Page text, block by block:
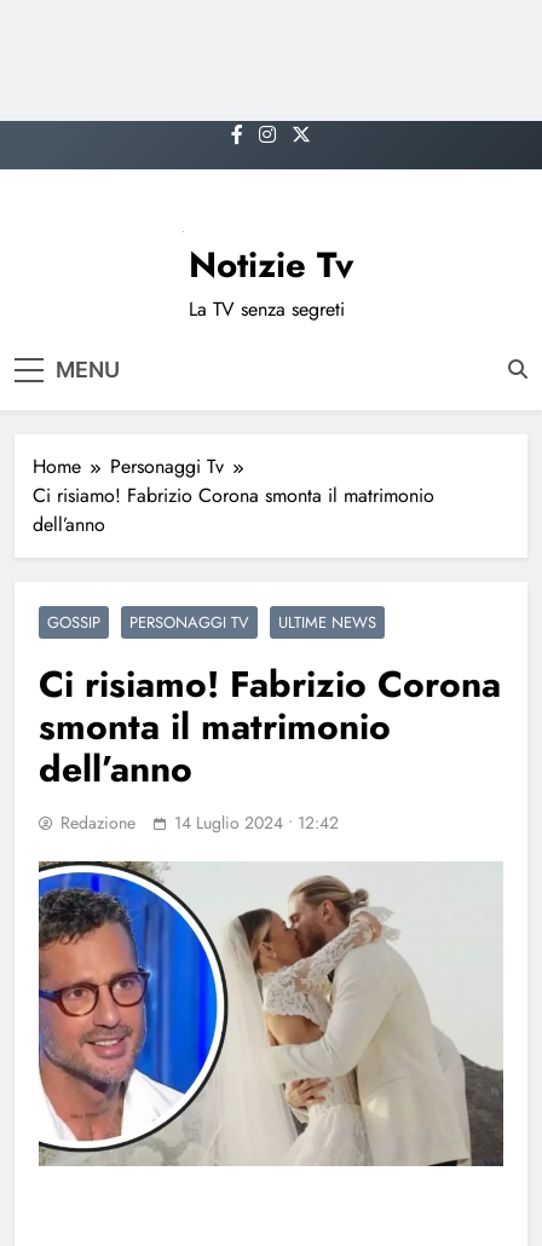
to
Notizie Tv
La TV senza segreti
MENU
Home
Personaggi Tv
Ci risiamo! Fabrizio Corona smonta il matrimonio
dell’anno
GOSSIP PERSONAGGI TV ULTIME NEWS
Ci risiamo! Fabrizio Corona
smonta il matrimonio
dell’anno
Redazione 14 Luglio 2024 • 12:42